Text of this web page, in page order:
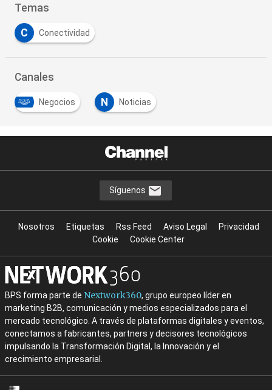
Temas
C Conectividad
Canales
Negocios N Noticias
Síguenos
Nosotros Etiquetas Rss Feed Aviso Legal
Privacidad
Cookie
Cookie Center
BPS forma parte de Nextwork360, grupo europeo líder en
marketing B2B, comunicación y medios especializados para el
mercado tecnológico. A través de plataformas digitales y eventos,
conectamos a fabricantes, partners y decisores tecnológicos
impulsando la Transformación Digital, la Innovación y el
crecimiento empresarial.